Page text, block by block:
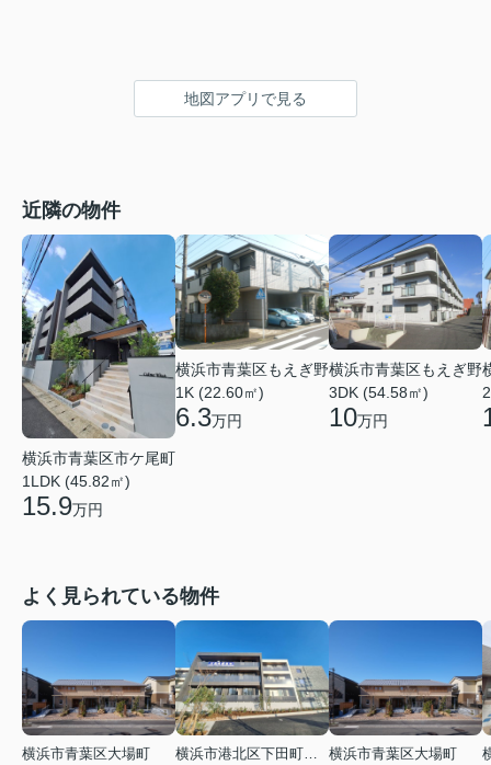
地図アプリで見る
近隣の物件
横浜市青葉区市ケ尾町
1LDK (45.82㎡)
15.9万円
横浜市青葉区もえぎ野
1K (22.60㎡)
6.3万円
横浜市青葉区もえぎ野
3DK (54.58㎡)
10万円
よく見られている物件
横浜市青葉区大場町
横浜市港北区下田町２丁目
横浜市青葉区大場町